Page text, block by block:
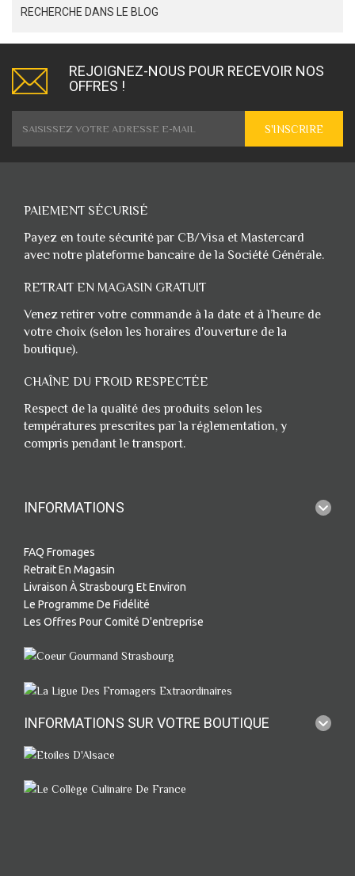
RECHERCHE DANS LE BLOG
REJOIGNEZ-NOUS POUR RECEVOIR NOS
OFFRES !
S'INSCRIRE
PAIEMENT SÉCURISÉ
Payez en toute sécurité par CB/Visa et Mastercard
avec notre plateforme bancaire de la Société Générale.
RETRAIT EN MAGASIN GRATUIT
Venez retirer votre commande à la date et à l’heure de
votre choix (selon les horaires d'ouverture de la
boutique).
CHAÎNE DU FROID RESPECTÉE
Respect de la qualité des produits selon les
températures prescrites par la réglementation, y
compris pendant le transport.
INFORMATIONS
FAQ Fromages
Retrait En Magasin
Livraison À Strasbourg Et Environ
Le Programme De Fidélité
Les Offres Pour Comité D'entreprise
INFORMATIONS SUR VOTRE BOUTIQUE